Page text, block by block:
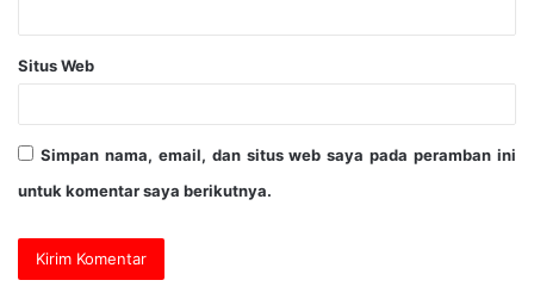
Situs Web
Simpan nama, email, dan situs web saya pada peramban ini
untuk komentar saya berikutnya.